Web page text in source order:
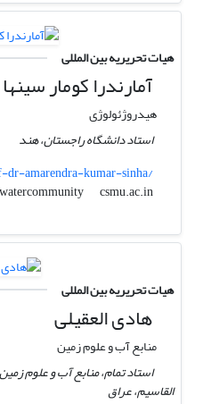
هیات تحریریه بین المللی
آمارندرا کومار سینها
هیدروژئولوژی
استاد دانشگاه راجستان، هند
amarendra-kumar-sinha/
groundwatercommunity
csmu.ac.in
هیات تحریریه بین المللی
هادی العقیلی
منابع آب و علوم زمین
استاد تمام، منابع آب و علوم
القاسیم، عراق